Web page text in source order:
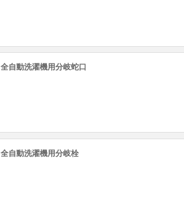
全自動洗濯機用分岐蛇口
全自動洗濯機用分岐栓